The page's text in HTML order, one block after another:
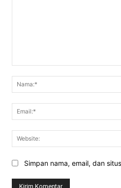
Simpan nama, email, dan